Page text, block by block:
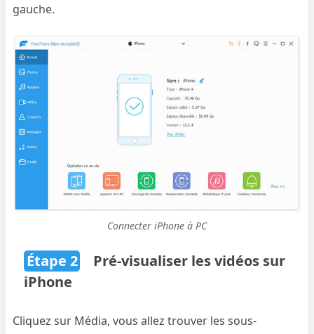
gauche.
Connecter iPhone à PC
Étape 2
Pré-visualiser les vidéos sur
iPhone
Cliquez sur Média, vous allez trouver les sous-